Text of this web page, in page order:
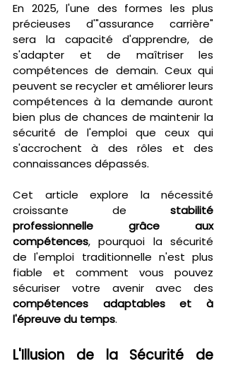
En 2025, l'une des formes les plus
précieuses d'"assurance carrière"
sera la capacité d'apprendre, de
s'adapter et de maîtriser les
compétences de demain. Ceux qui
peuvent se recycler et améliorer leurs
compétences à la demande auront
bien plus de chances de maintenir la
sécurité de l'emploi que ceux qui
s'accrochent à des rôles et des
connaissances dépassés.
Cet article explore la nécessité
croissante de stabilité
professionnelle grâce aux
compétences, pourquoi la sécurité
de l'emploi traditionnelle n'est plus
fiable et comment vous pouvez
compétences adaptables et à
l'épreuve du temps.
L'Illusion de la Sécurité de